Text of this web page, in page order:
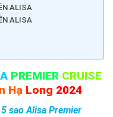
ALISA
ALISA
PREMIER CRUISE
Hạ Long 2024
sao Alisa Premier